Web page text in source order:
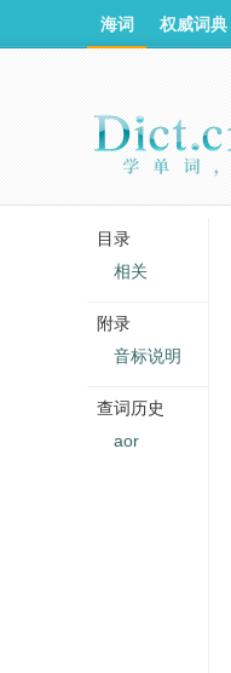
海词 权威词典
目录
相关
附录
音标说明
查词历史
aor